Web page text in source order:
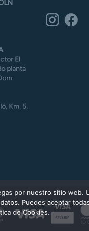
El
planta
Km. 5,
MasterCardVisa
por nuestro sitio web.
Puedes aceptar
de Cookies.